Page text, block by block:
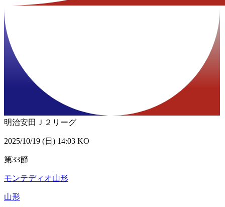
明治安田Ｊ２リーグ
2025/10/19 (日) 14:03 KO
第33節
モンテディオ山形
山形